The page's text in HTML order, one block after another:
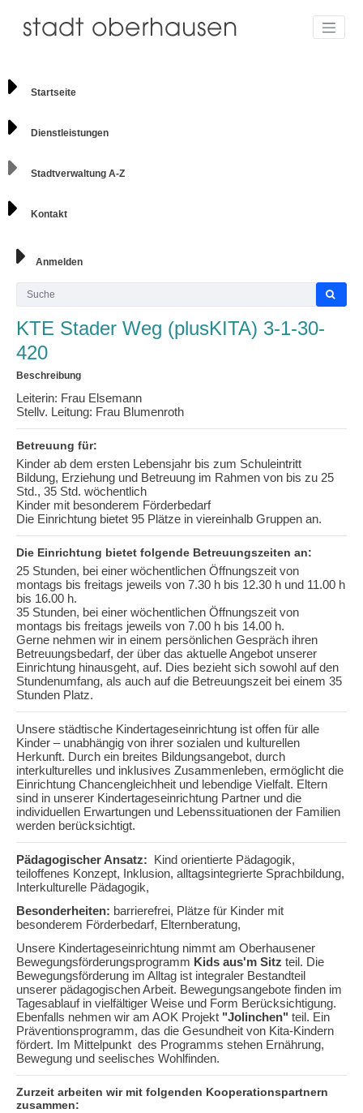
Startseite
Dienstleistungen
Stadtverwaltung A-Z
Kontakt
Anmelden
KTE Stader Weg (plusKITA) 3-1-30-
420
Beschreibung
Leiterin: Frau Elsemann
Stellv. Leitung: Frau Blumenroth
Betreuung für:
Kinder ab dem ersten Lebensjahr bis zum Schuleintritt
Bildung, Erziehung und Betreuung im Rahmen von bis zu 25
Std., 35 Std. wöchentlich
Kinder mit besonderem Förderbedarf
Die Einrichtung bietet 95 Plätze in viereinhalb Gruppen an.
Die Einrichtung bietet folgende Betreuungszeiten an:
25 Stunden, bei einer wöchentlichen Öffnungszeit von
montags bis freitags jeweils von 7.30 h bis 12.30 h und 11.00 h
bis 16.00 h.
35 Stunden, bei einer wöchentlichen Öffnungszeit von
montags bis freitags jeweils von 7.00 h bis 14.00 h.
Gerne nehmen wir in einem persönlichen Gespräch ihren
Betreuungsbedarf, der über das aktuelle Angebot unserer
Einrichtung hinausgeht, auf. Dies bezieht sich sowohl auf den
Stundenumfang, als auch auf die Betreuungszeit bei einem 35
Stunden Platz.
Unsere städtische Kindertageseinrichtung ist offen für alle
Kinder – unabhängig von ihrer sozialen und kulturellen
Herkunft. Durch ein breites Bildungsangebot, durch
interkulturelles und inklusives Zusammenleben, ermöglicht die
Einrichtung Chancengleichheit und lebendige Vielfalt. Eltern
sind in unserer Kindertageseinrichtung Partner und die
individuellen Erwartungen und Lebenssituationen der Familien
werden berücksichtigt.
Pädagogischer Ansatz: Kind orientierte Pädagogik,
teiloffenes Konzept, Inklusion, alltagsintegrierte Sprachbildung,
Interkulturelle Pädagogik,
Besonderheiten: barrierefrei, Plätze für Kinder mit
besonderem Förderbedarf, Elternberatung,
Unsere Kindertageseinrichtung nimmt am Oberhausener
Bewegungsförderungsprogramm Kids aus'm Sitz teil. Die
Bewegungsförderung im Alltag ist integraler Bestandteil
unserer pädagogischen Arbeit. Bewegungsangebote finden im
Tagesablauf in vielfältiger Weise und Form Berücksichtigung.
Ebenfalls nehmen wir am AOK Projekt "Jolinchen" teil. Ein
Präventionsprogramm, das die Gesundheit von Kita-Kindern
fördert. Im Mittelpunkt des Programms stehen Ernährung,
Bewegung und seelisches Wohlfinden.
Zurzeit arbeiten wir mit folgenden Kooperationspartnern
zusammen: